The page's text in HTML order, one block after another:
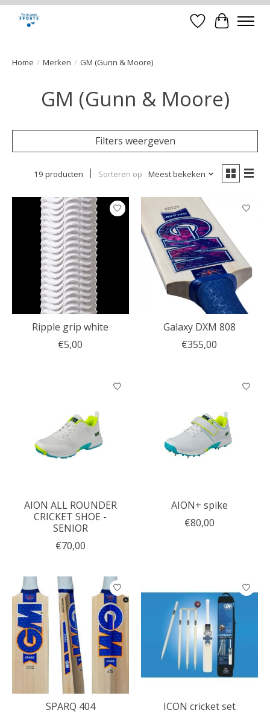
Verlanglijst
Home / Merken / GM (Gunn & Moore)
GM (Gunn & Moore)
Filters weergeven
19 producten Sorteren op Meest bekeken
Ripple grip white
€5,00
Galaxy DXM 808
€355,00
AION ALL ROUNDER
CRICKET SHOE -
SENIOR
€70,00
AION+ spike
€80,00
SPARQ 404
ICON cricket set